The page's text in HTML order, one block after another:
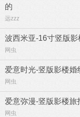
的
远zzz
波西米亚-16寸竖版
网虫
爱意时光-竖版影楼
网虫
爱意弥漫-竖版影楼
网虫